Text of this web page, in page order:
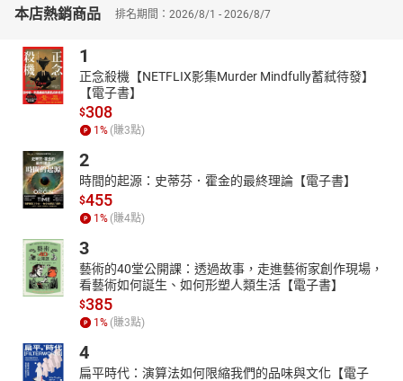
勒從奴隸身份崛起為皇帝的奇蹟，以及鮮卑慕容氏的家族內鬥，都
大影響。這些故事不僅講述了英雄興衰，更反映了社會結構的深刻
變遷和民族融合的艱難過程。
【本書特色】：
本書聚焦魏晉時期的歷史，深入揭示了那一時期的政治背景和社會
變遷。作者透過豐富的歷史敘述和細膩的人物刻畫，重現了司馬懿
的權謀、竹林七賢的哲思以及民族大遷徙的混亂，更剖析「八王之
亂」、「永嘉之禍」、西晉滅亡、鮮卑慕容家的崛起等等重大的事
件，細細探討歷史興亡背後的脈絡，讓讀者可以對風流魏晉有更深
本店熱銷商品 排名期間：2026/8/1 - 2026/8/7
1
正念殺機【NETFLIX影集Murder Mindfully蓄弒待發】
【電子書】
$308
1 % (賺3點)
2
時間的起源：史蒂芬．霍金的最終理論【電子書】
$455
1 % (賺4點)
3
藝術的40堂公開課：透過故事，走進藝術家創作現場，
看藝術如何誕生、如何形塑人類生活【電子書】
$385
1 % (賺3點)
4
扁平時代：演算法如何限縮我們的品味與文化【電子